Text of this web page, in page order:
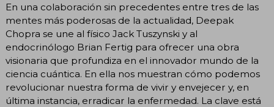
En una colaboración sin precedentes entre tres de las
mentes más poderosas de la actualidad, Deepak
Chopra se une al físico Jack Tuszynski y al
endocrinólogo Brian Fertig para ofrecer una obra
visionaria que profundiza en el innovador mundo de la
ciencia cuántica. En ella nos muestran cómo podemos
revolucionar nuestra forma de vivir y envejecer y, en
última instancia, erradicar la enfermedad. La clave está